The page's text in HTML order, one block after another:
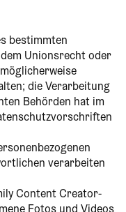
bestimmten
Unionsrecht oder
die Verarbeitung
Behörden hat im
verarbeiten
Content Creator-